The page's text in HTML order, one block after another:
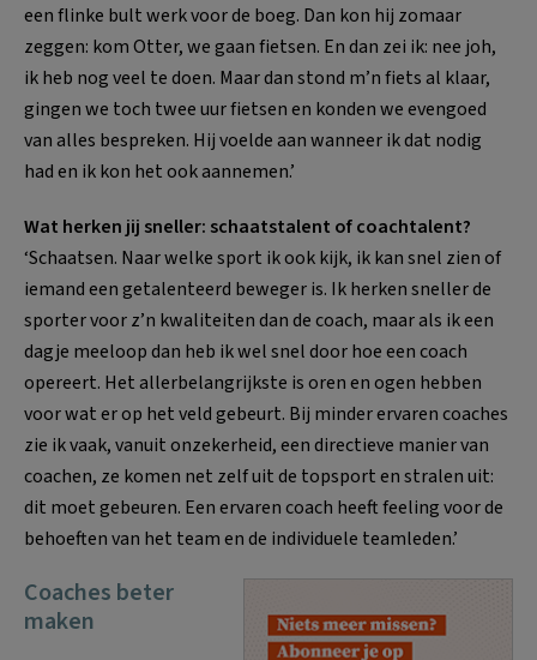
een flinke bult werk voor de boeg. Dan kon hij zomaar
zeggen: kom Otter, we gaan fietsen. En dan zei ik: nee joh,
ik heb nog veel te doen. Maar dan stond m’n fiets al klaar,
gingen we toch twee uur fietsen en konden we evengoed
van alles bespreken. Hij voelde aan wanneer ik dat nodig
had en ik kon het ook aannemen.’
Wat herken jij sneller: schaatstalent of coachtalent?
‘Schaatsen. Naar welke sport ik ook kijk, ik kan snel zien of
iemand een getalenteerd beweger is. Ik herken sneller de
sporter voor z’n kwaliteiten dan de coach, maar als ik een
dagje meeloop dan heb ik wel snel door hoe een coach
opereert. Het allerbelangrijkste is oren en ogen hebben
voor wat er op het veld gebeurt. Bij minder ervaren coaches
zie ik vaak, vanuit onzekerheid, een directieve manier van
coachen, ze komen net zelf uit de topsport en stralen uit:
dit moet gebeuren. Een ervaren coach heeft feeling voor de
behoeften van het team en de individuele teamleden.’
Coaches beter
maken